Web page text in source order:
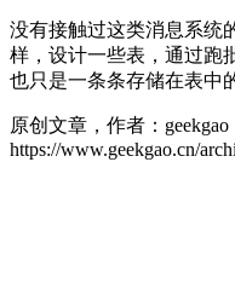
没有接触过这类消息系统
样，设计一些表，通过跑
也只是一条条存储在表中
原创文章，作者：
https://www.geekgao.cn/